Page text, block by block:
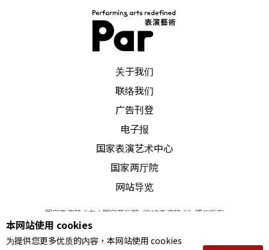
关于我们
联络我们
广告刊登
电子报
国家表演艺术中心
国家两厅院
网站导览
国家表演艺术中心国家两厅院《PAR表演艺术》版权所有
© 2022Performing arts redefined. All Rights Reserved
统一编号 Tax Id number 00973926
本网站使用 cookies
为提供您更多优质的内容，本网站使用 cookies